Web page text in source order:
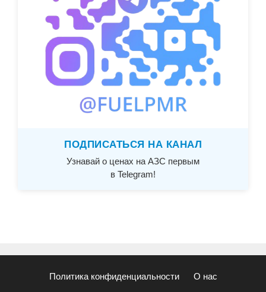
ПОДПИСАТЬСЯ НА КАНАЛ
Узнавай о ценах на АЗС первым
в Telegram!
Политика конфиденциальности О нас